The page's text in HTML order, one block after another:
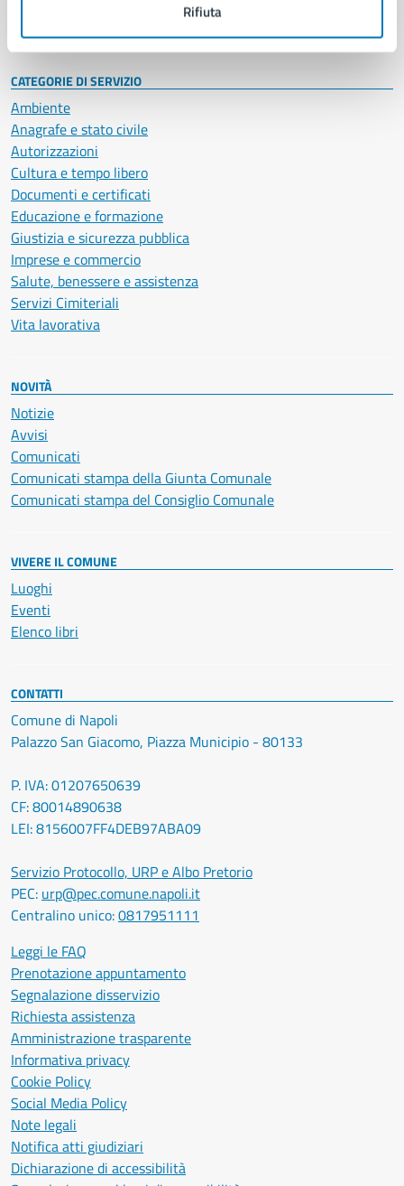
Rifiuta
Intranet, posta aziendale e protocollo
CATEGORIE DI SERVIZIO
Ambiente
Anagrafe e stato civile
Autorizzazioni
Cultura e tempo libero
Documenti e certificati
Educazione e formazione
Giustizia e sicurezza pubblica
Imprese e commercio
Salute, benessere e assistenza
Servizi Cimiteriali
Vita lavorativa
NOVITÀ
Notizie
Avvisi
Comunicati
Comunicati stampa della Giunta Comunale
Comunicati stampa del Consiglio Comunale
VIVERE IL COMUNE
Luoghi
Eventi
Elenco libri
CONTATTI
Comune di Napoli
Palazzo San Giacomo, Piazza Municipio - 80133
P. IVA: 01207650639
CF: 80014890638
LEI: 8156007FF4DEB97ABA09
Servizio Protocollo, URP e Albo Pretorio
PEC: urp@pec.comune.napoli.it
Centralino unico:0817951111
Leggi le FAQ
Prenotazione appuntamento
Segnalazione disservizio
Richiesta assistenza
Amministrazione trasparente
Informativa privacy
Cookie Policy
Social Media Policy
Note legali
Notifica atti giudiziari
Dichiarazione di accessibilità